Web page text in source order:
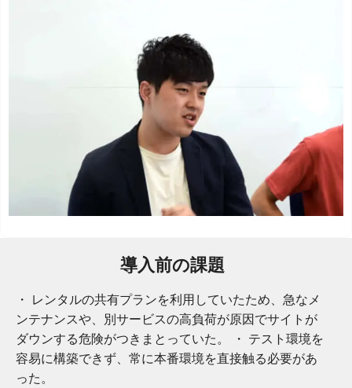
導入前の課題
・ レンタルの共有プランを利用していたため、急なメ
ンテナンスや、別サービスの高負荷が原因でサイトが
ダウンする危険がつきまとっていた。 ・ テスト環境を
容易に構築できず、常に本番環境を直接触る必要があ
った。